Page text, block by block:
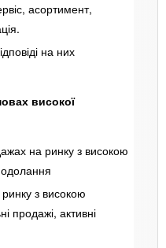
асортимент,
на них
високої
на ринку з високою
ринку з високою
продажі, активні